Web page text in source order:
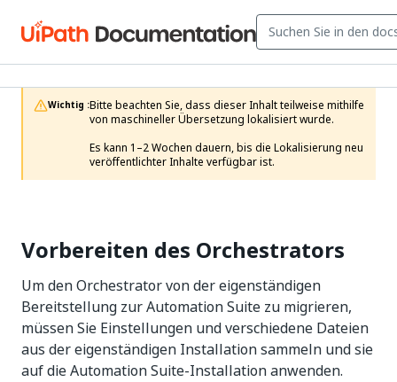
Wichtig :Bitte beachten Sie, dass dieser Inhalt teilweise mithilfe
von maschineller Übersetzung lokalisiert wurde.
Es kann 1–2 Wochen dauern, bis die Lokalisierung neu
veröffentlichter Inhalte verfügbar ist.
Vorbereiten des Orchestrators
Um den Orchestrator von der eigenständigen
Bereitstellung zur Automation Suite zu migrieren,
müssen Sie Einstellungen und verschiedene Dateien
aus der eigenständigen Installation sammeln und sie
auf die Automation Suite-Installation anwenden.